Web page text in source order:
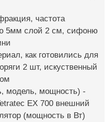
частота
5мм слой 2 см, сифоню
как готовились для
2 шт, искуственный
модель, мощность) -
EX 700 внешний
(мощность в Вт)